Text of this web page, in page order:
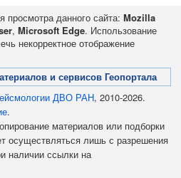
данного сайта: Mozilla
, Microsoft Edge. Использование
некорректное отображение
и сервисов Геопортала
ДВО РАН, 2010-2026.
.
материалов или подборки
осуществляться лишь с разрешения
наличии ссылки на